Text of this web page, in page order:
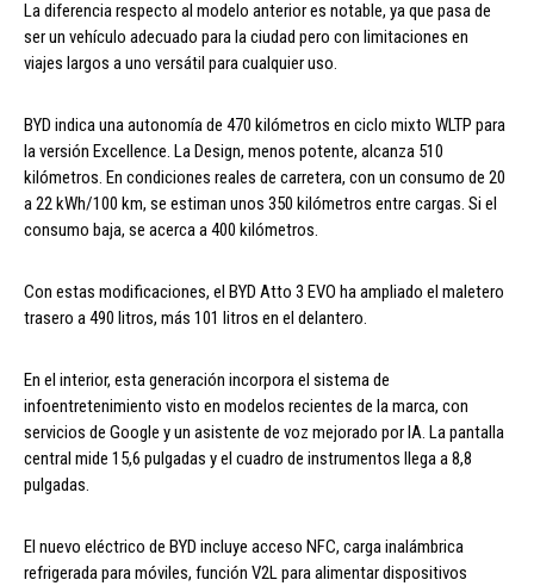
La diferencia respecto al modelo anterior es notable, ya que pasa de
ser un vehículo adecuado para la ciudad pero con limitaciones en
viajes largos a uno versátil para cualquier uso.
BYD indica una autonomía de 470 kilómetros en ciclo mixto WLTP para
la versión Excellence. La Design, menos potente, alcanza 510
kilómetros. En condiciones reales de carretera, con un consumo de 20
a 22 kWh/100 km, se estiman unos 350 kilómetros entre cargas. Si el
consumo baja, se acerca a 400 kilómetros.
Con estas modificaciones, el BYD Atto 3 EVO ha ampliado el maletero
trasero a 490 litros, más 101 litros en el delantero.
En el interior, esta generación incorpora el sistema de
infoentretenimiento visto en modelos recientes de la marca, con
servicios de Google y un asistente de voz mejorado por IA. La pantalla
central mide 15,6 pulgadas y el cuadro de instrumentos llega a 8,8
pulgadas.
El nuevo eléctrico de BYD incluye acceso NFC, carga inalámbrica
refrigerada para móviles, función V2L para alimentar dispositivos